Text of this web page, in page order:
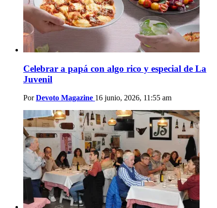
Celebrar a papá con algo rico y especial de La
Juvenil
Por Devoto Magazine 16 junio, 2026, 11:55 am